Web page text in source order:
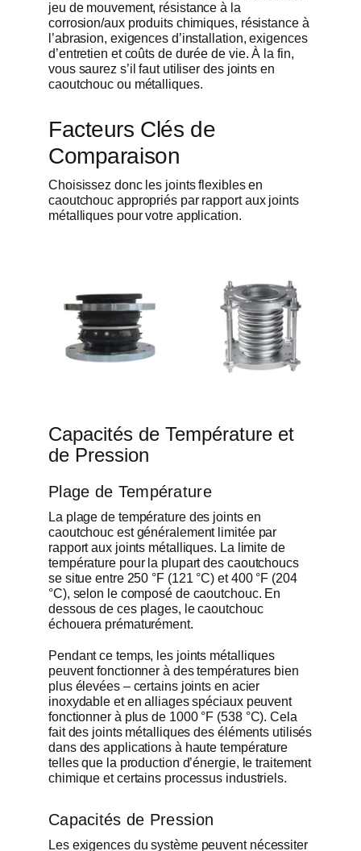
jeu de mouvement, résistance à la
corrosion/aux produits chimiques, résistance à
l’abrasion, exigences d’installation, exigences
d’entretien et coûts de durée de vie. À la fin,
vous saurez s’il faut utiliser des joints en
caoutchouc ou métalliques.
Facteurs Clés de
Comparaison
Choisissez donc les joints flexibles en
caoutchouc appropriés par rapport aux joints
métalliques pour votre application.
Capacités de Température et
de Pression
Plage de Température
La plage de température des joints en
caoutchouc est généralement limitée par
rapport aux joints métalliques. La limite de
température pour la plupart des caoutchoucs
se situe entre 250 °F (121 °C) et 400 °F (204
°C), selon le composé de caoutchouc. En
dessous de ces plages, le caoutchouc
échouera prématurément.
Pendant ce temps, les joints métalliques
peuvent fonctionner à des températures bien
plus élevées – certains joints en acier
inoxydable et en alliages spéciaux peuvent
fonctionner à plus de 1000 °F (538 °C). Cela
fait des joints métalliques des éléments utilisés
dans des applications à haute température
telles que la production d’énergie, le traitement
chimique et certains processus industriels.
Capacités de Pression
Les exigences du système peuvent nécessiter